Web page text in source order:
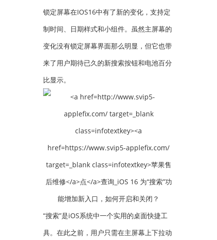
锁定屏幕在IOS16中有了新的变化，支持定
制时间、日期样式和小组件。虽然主屏幕的
变化没有锁定屏幕界面那么明显，但它也带
来了用户期待已久的新搜索按钮和电池百分
比显示。
“搜索”是iOS系统中一个实用的桌面快捷工
具。在此之前，用户只需在主屏幕上下拉动